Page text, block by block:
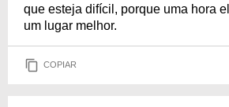
que esteja difícil, porque uma hora
um lugar melhor.
COPIAR